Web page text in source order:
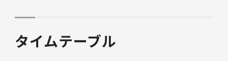
タイムテーブル